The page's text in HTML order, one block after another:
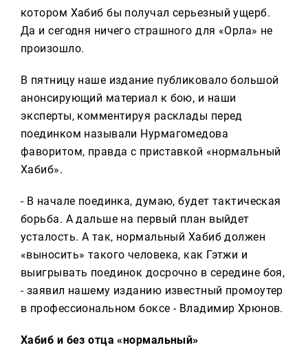
котором Хабиб бы получал серьезный ущерб.
Да и сегодня ничего страшного для «Орла» не
произошло.
В пятницу наше издание публиковало большой
анонсирующий материал к бою, и наши
эксперты, комментируя расклады перед
поединком называли Нурмагомедова
фаворитом, правда с приставкой «нормальный
Хабиб».
- В начале поединка, думаю, будет тактическая
борьба. А дальше на первый план выйдет
усталость. А так, нормальный Хабиб должен
«выносить» такого человека, как Гэтжи и
выигрывать поединок досрочно в середине боя,
- заявил нашему изданию известный промоутер
в профессиональном боксе - Владимир Хрюнов.
Хабиб и без отца «нормальный»